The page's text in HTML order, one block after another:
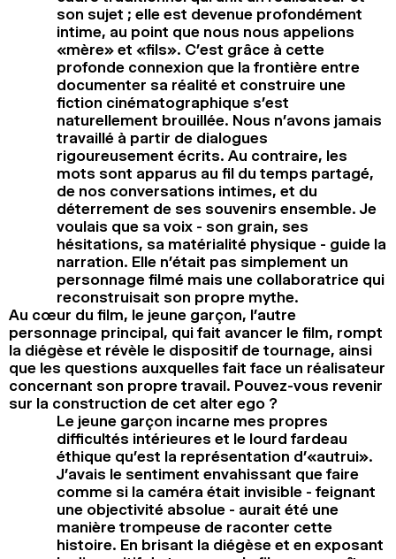
son sujet ; elle est devenue profondément
intime, au point que nous nous appelions
«mère» et «fils». C’est grâce à cette
profonde connexion que la frontière entre
documenter sa réalité et construire une
fiction cinématographique s’est
naturellement brouillée. Nous n’avons jamais
travaillé à partir de dialogues
rigoureusement écrits. Au contraire, les
mots sont apparus au fil du temps partagé,
de nos conversations intimes, et du
déterrement de ses souvenirs ensemble. Je
voulais que sa voix - son grain, ses
hésitations, sa matérialité physique - guide la
narration. Elle n’était pas simplement un
personnage filmé mais une collaboratrice qui
reconstruisait son propre mythe.
Au cœur du film, le jeune garçon, l’autre
personnage principal, qui fait avancer le film, rompt
la diégèse et révèle le dispositif de tournage, ainsi
que les questions auxquelles fait face un réalisateur
concernant son propre travail. Pouvez-vous revenir
sur la construction de cet alter ego ?
Le jeune garçon incarne mes propres
difficultés intérieures et le lourd fardeau
éthique qu’est la représentation d’«autrui».
J’avais le sentiment envahissant que faire
comme si la caméra était invisible - feignant
une objectivité absolue - aurait été une
manière trompeuse de raconter cette
histoire. En brisant la diégèse et en exposant